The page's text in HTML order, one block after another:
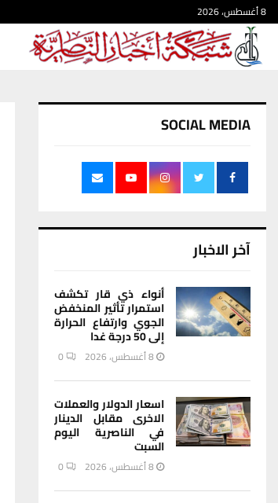
8 أغسطس، 2026
SOCIAL MEDIA
آخر الاخبار
أنواء ذي قار تكشف
استمرار تأثير المنخفض
الجوي وارتفاع الحرارة
إلى 50 درجة غدا
8 أغسطس، 2026 0
اسعار الدولار والعملات
الاخرى مقابل الدينار
في الناصرية اليوم
السبت
8 أغسطس، 2026 0